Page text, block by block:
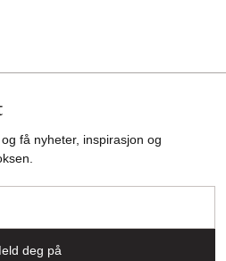
få nyheter, inspirasjon og
deg på